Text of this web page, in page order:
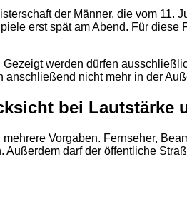
der Männer, die vom
erst spät am Abend. Für
werden dürfen
nicht mehr in der
bei Lautstärke
Vorgaben. Fernseher,
Außerdem darf der öffentliche